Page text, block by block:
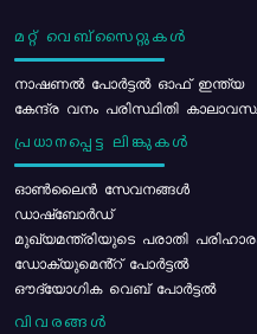
മറ്റ് വെബ്സൈറ്റുകൾ
നാഷണൽ പോർട്ടൽ ഓഫ് ഇന്ത്യ
കേന്ദ്ര വനം പരിസ്ഥിതി
പ്രധാനപ്പെട്ട ലിങ്കുകൾ
ഓൺലൈൻ സേവനങ്ങൾ
ഡാഷ്ബോർഡ്
മുഖ്യമന്ത്രിയുടെ പരാതി
ഡോക്യുമെൻ്റ് പോർട്ടൽ
ഔദ്യോഗിക വെബ് പോർട്ടൽ
വിവരങ്ങൾ